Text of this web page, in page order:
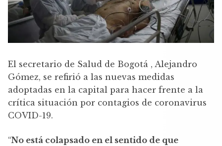
El secretario de Salud de Bogotá , Alejandro
Gómez, se refirió a las nuevas medidas
adoptadas en la capital para hacer frente a la
crítica situación por contagios de coronavirus
COVID-19.
“No está colapsado en el sentido de que